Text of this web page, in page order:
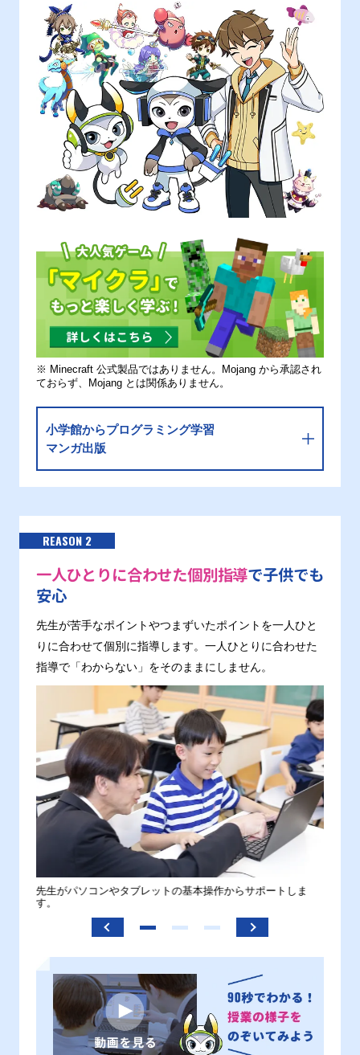
※ Minecraft 公式製品ではありません。Mojang から承認され
ておらず、Mojang とは関係ありません。
小学館からプログラミング学習
マンガ出版
REASON 2
一人ひとりに合わせた個別指導で子供でも
安心
先生が苦手なポイントやつまずいたポイントを一人ひと
りに合わせて個別に指導します。一人ひとりに合わせた
指導で「わからない」をそのままにしません。
先生がパソコンやタブレットの基本操作からサポートしま
す。